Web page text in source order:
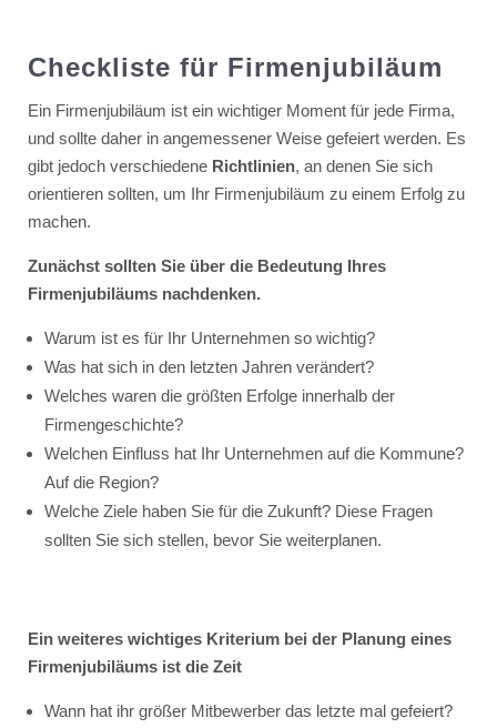
Checkliste für Firmenjubiläum
Ein Firmenjubiläum ist ein wichtiger Moment für jede Firma,
und sollte daher in angemessener Weise gefeiert werden. Es
gibt jedoch verschiedene Richtlinien, an denen Sie sich
orientieren sollten, um Ihr Firmenjubiläum zu einem Erfolg zu
machen.
Zunächst sollten Sie über die Bedeutung Ihres
Firmenjubiläums nachdenken.
Warum ist es für Ihr Unternehmen so wichtig?
Was hat sich in den letzten Jahren verändert?
Welches waren die größten Erfolge innerhalb der
Firmengeschichte?
Welchen Einfluss hat Ihr Unternehmen auf die Kommune?
Auf die Region?
Welche Ziele haben Sie für die Zukunft? Diese Fragen
sollten Sie sich stellen, bevor Sie weiterplanen.
Ein weiteres wichtiges Kriterium bei der Planung eines
Firmenjubiläums ist die Zeit
Wann hat ihr größer Mitbewerber das letzte mal gefeiert?